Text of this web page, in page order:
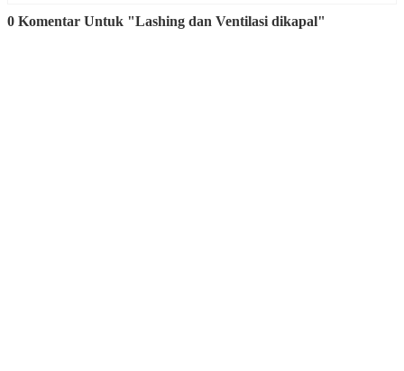
0 Komentar Untuk "Lashing dan Ventilasi dikapal"